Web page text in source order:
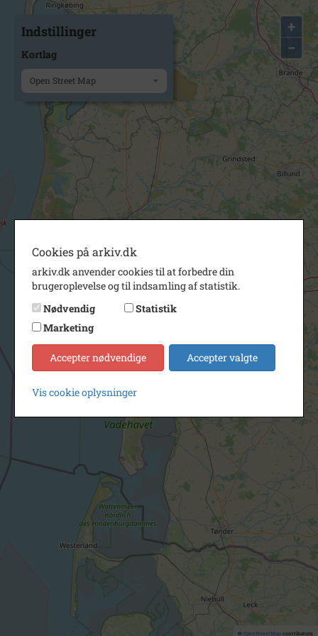
+
−
© OpenStreetMapcontributors.
Indstillinger
Kortlag
Open Street Map
Cookies på arkiv.dk
arkiv.dk anvender cookies til at forbedre din
brugeroplevelse og til indsamling af statistik.
Nødvendig
Statistik
Marketing
Accepter nødvendige Accepter valgte
Vis cookie oplysninger